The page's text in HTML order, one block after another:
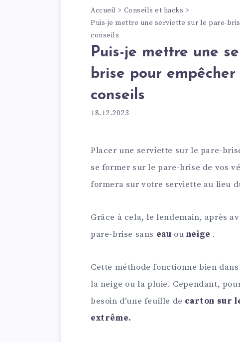
Accueil
Conseils et hacks
Puis-je mettre une serviette sur le pare-
conseils
Puis-je mettre une
brise pour
conseils
18.12.2023
Placer une serviette sur le pare-
se former sur le pare-brise de vos
formera sur votre serviette au lieu
Grâce à cela, le lendemain, après
pare-brise sans eau ou neige .
Cette méthode fonctionne bien
la neige ou la pluie. Cependant,
besoin d'une feuille de carton sur
extrême.